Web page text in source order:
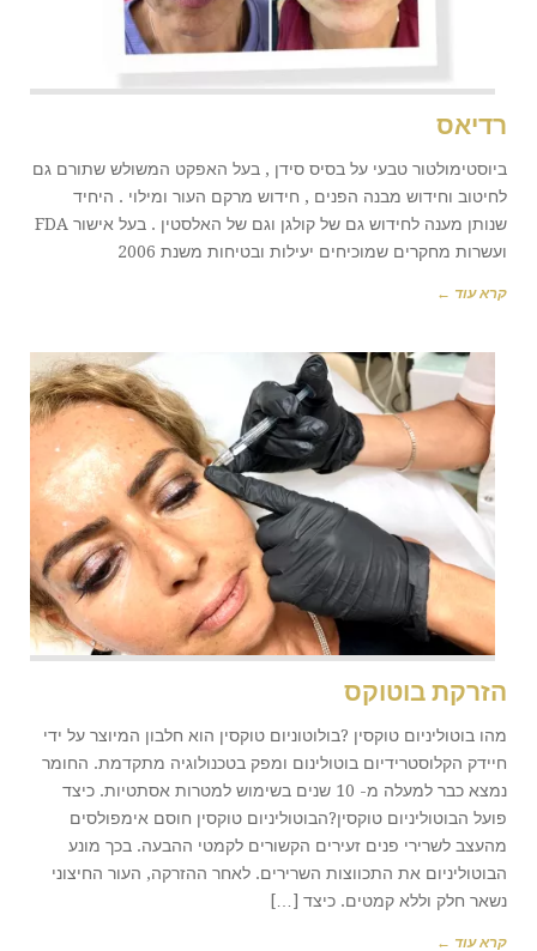
רדיאס
ביוסטימולטור טבעי על בסיס סידן , בעל האפקט המשולש שתורם גם
לחיטוב וחידוש מבנה הפנים , חידוש מרקם העור ומילוי . היחיד
שנותן מענה לחידוש גם של קולגן וגם של האלסטין . בעל אישור FDA
ועשרות מחקרים שמוכיחים יעילות ובטיחות משנת 2006
קרא עוד ←
הזרקת בוטוקס
מהו בוטוליניום טוקסין ?בולוטוניום טוקסין הוא חלבון המיוצר על ידי
חיידק הקלוסטרידיום בוטולינום ומפק בטכנולוגיה מתקדמת. החומר
נמצא כבר למעלה מ- 10 שנים בשימוש למטרות אסתטיות. כיצד
פועל הבוטוליניום טוקסין?הבוטוליניום טוקסין חוסם אימפולסים
מהעצב לשרירי פנים זעירים הקשורים לקמטי ההבעה. בכך מונע
הבוטוליניום את התכווצות השרירים. לאחר ההזרקה, העור החיצוני
נשאר חלק וללא קמטים. כיצד […]
קרא עוד ←